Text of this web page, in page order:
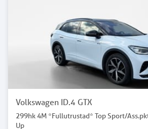
Volkswagen ID.4 GTX
299hk 4M *Fullutrustad* Top Sport/
Up